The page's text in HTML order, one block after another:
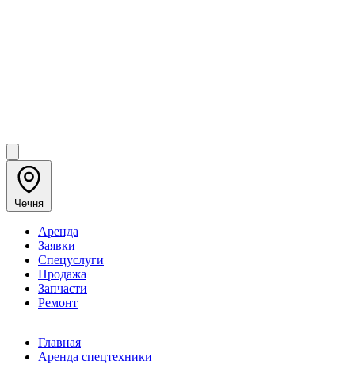
Чечня
Аренда
Заявки
Спецуслуги
Продажа
Запчасти
Ремонт
Главная
Аренда спецтехники